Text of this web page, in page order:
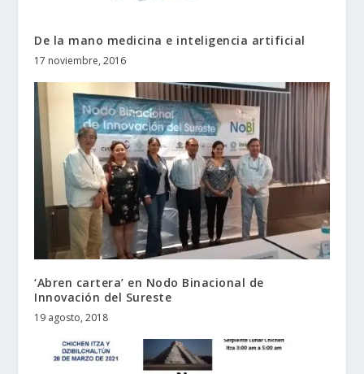
De la mano medicina e inteligencia artificial
17 noviembre, 2016
‘Abren cartera’ en Nodo Binacional de
Innovación del Sureste
19 agosto, 2018